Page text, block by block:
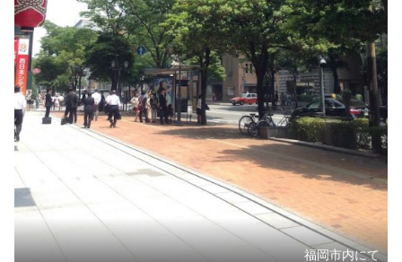
福岡市内にて